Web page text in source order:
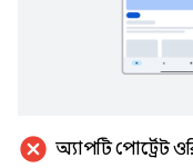
cancel অ্যাপটি পোর্ট্রেট